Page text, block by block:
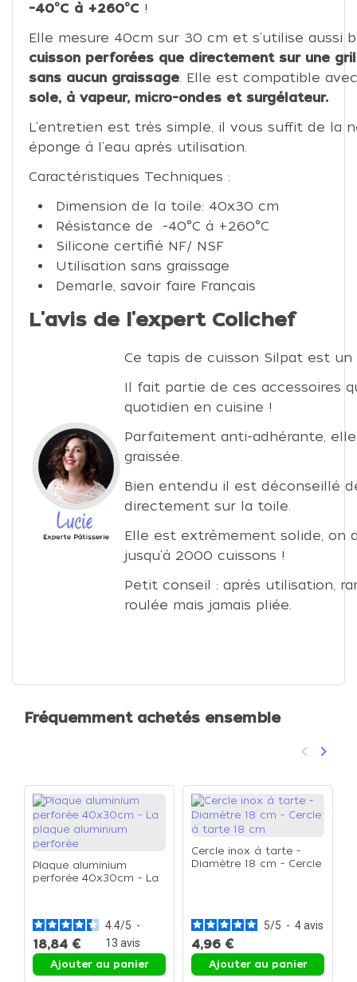
-40°C à +260°C !
Elle mesure 40cm sur 30 cm et s'utilise aussi
cuisson perforées que directement sur une
sans aucun graissage. Elle est compatible
sole, à vapeur, micro-ondes et surgélateur.
L'entretien est très simple, il vous suffit de la
éponge à l'eau après utilisation.
Caractéristiques Techniques :
Dimension de la toile: 40x30 cm
Résistance de -40°C à +260°C
Silicone certifié NF/ NSF
Utilisation sans graissage
Demarle, savoir faire Français
L'avis de l'expert Colichef
Ce tapis de cuisson Silpat est un
Il fait partie de ces accessoires
quotidien en cuisine !
Parfaitement anti-adhérante,
graissée.
Bien entendu il est déconseillé
directement sur la toile.
Elle est extrêmement solide, on
jusqu'à 2000 cuissons !
Petit conseil : après utilisation,
roulée mais jamais pliée.
Fréquemment achetés ensemble
Précédent
keyboard_arrow_left keyboard_arrow_right
Plaque aluminium
perforée 40x30cm - La
4.4/5 -
13 avis
18,84 €
Ajouter au panier
Cercle inox à tarte -
Diamètre 18 cm - Cercle
5/5 - 4avis
4,96 €
Ajouter au panier